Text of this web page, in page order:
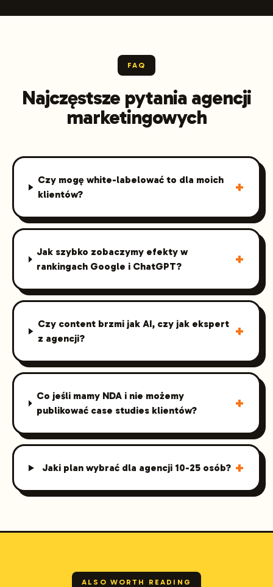
FAQ
Najczęstsze pytania agencji
marketingowych
Czy mogę white-labelować to dla moich
klientów?
+
Jak szybko zobaczymy efekty w
rankingach Google i ChatGPT?
+
Czy content brzmi jak AI, czy jak ekspert
z agencji?
+
Co jeśli mamy NDA i nie możemy
publikować case studies klientów?
+
Jaki plan wybrać dla agencji 10-25 osób? +
ALSO WORTH READING